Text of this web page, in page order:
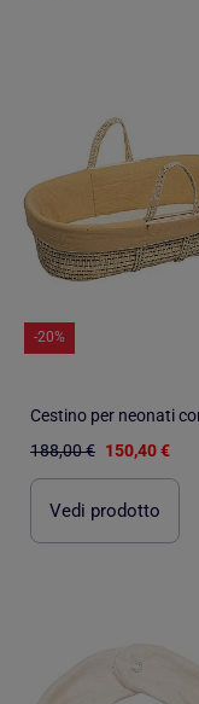
-20%
188,00 € 150,40 €
Vedi prodotto